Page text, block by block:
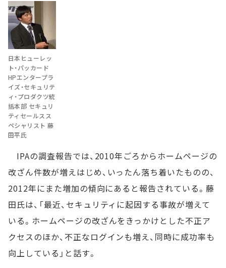
日本ヒューレッ
ト・パッカード
HPエンタープラ
イズ・セキュリテ
ィ・プロダクツ統
括本部 セキュリ
ティセールスス
ペシャリスト 藤
田平氏
IPAの調査報告では、2010年ごろからホームページの
改ざん件数が増えはじめ、いったん落ち着いたものの、
2012年にまた増加の傾向にあると報告されている。藤
田氏は、「最近、セキュリティに起因する事故が増えて
いる。ホームページの改ざんをきっかけとした不正ア
クセスのほか、不正なログインも増え、同時に成功率も
向上している」と話す。